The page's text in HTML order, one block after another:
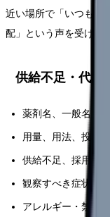
近い場所で「いつもと
配」という声を受ける
供給不足・代替
薬剤名、一般名、規
用量、用法、投与タ
供給不足、採用品
観察すべき症状
アレルギー・禁忌